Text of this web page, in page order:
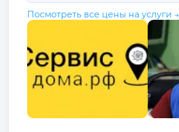
Посмотреть все цены на услуги →